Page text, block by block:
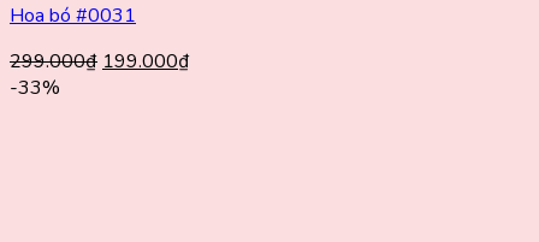
Hoa bó #0031
299.000₫ Giá
199.000₫Giá
-33%